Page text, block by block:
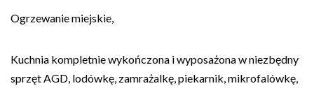
Ogrzewanie miejskie,
Kuchnia kompletnie wykończona i wyposażona w niezbędny
sprzęt AGD, lodówkę, zamrażalkę, piekarnik, mikrofalówkę,